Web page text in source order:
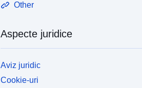
Other
Aspecte juridice
Aviz juridic
Cookie-uri